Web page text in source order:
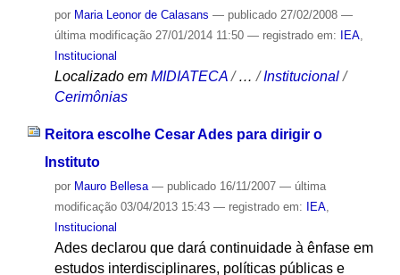
por Maria Leonor de Calasans — publicado27/02/2008 —
última modificação27/01/2014 11:50 — registrado em: IEA,
Institucional
Localizado em MIDIATECA /…/Institucional /
Cerimônias
Reitora escolhe Cesar Ades para dirigir o
Instituto
por Mauro Bellesa — publicado16/11/2007 — última
modificação03/04/2013 15:43 — registrado em: IEA,
Institucional
Ades declarou que dará continuidade à ênfase em
estudos interdisciplinares, políticas públicas e